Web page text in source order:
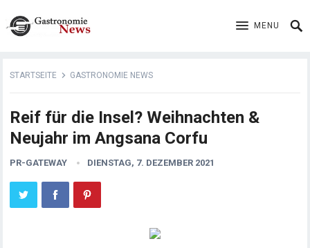
MENU
STARTSEITE GASTRONOMIE NEWS
Reif für die Insel? Weihnachten &
Neujahr im Angsana Corfu
PR-GATEWAY DIENSTAG, 7. DEZEMBER 2021